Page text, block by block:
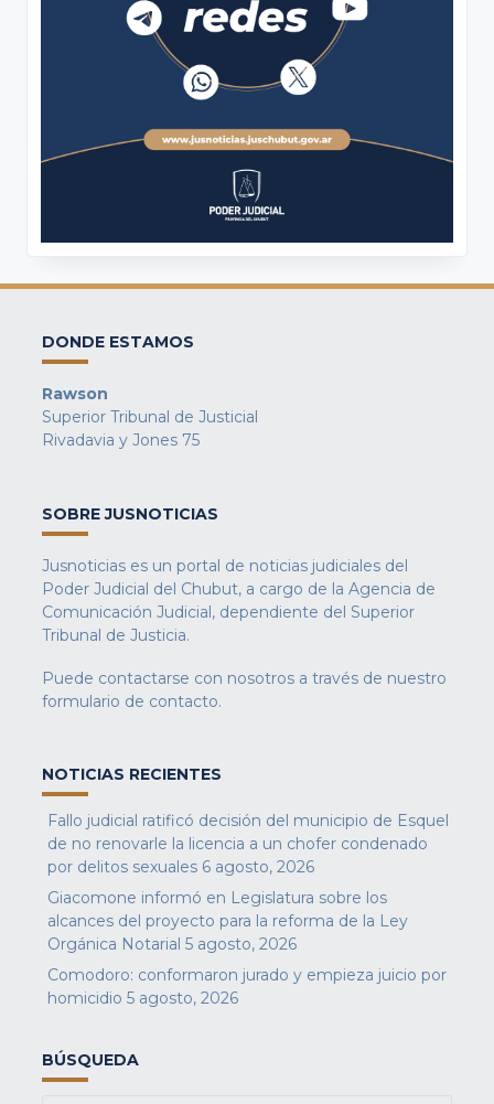
DONDE ESTAMOS
Rawson
Superior Tribunal de Justicial
Rivadavia y Jones 75
SOBRE JUSNOTICIAS
Jusnoticias es un portal de noticias judiciales del
Poder Judicial del Chubut, a cargo de la Agencia de
Comunicación Judicial, dependiente del Superior
Tribunal de Justicia.
Puede contactarse con nosotros a través de nuestro
formulario de contacto.
NOTICIAS RECIENTES
Fallo judicial ratificó decisión del municipio de Esquel
de no renovarle la licencia a un chofer condenado
por delitos sexuales 6 agosto, 2026
Giacomone informó en Legislatura sobre los
alcances del proyecto para la reforma de la Ley
Orgánica Notarial 5 agosto, 2026
Comodoro: conformaron jurado y empieza juicio por
homicidio 5 agosto, 2026
BÚSQUEDA